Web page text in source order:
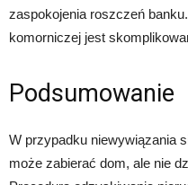
zaspokojenia roszczeń
komorniczej jest
Podsumowanie
W przypadku niewywiązania
może zabierać dom, ale nie